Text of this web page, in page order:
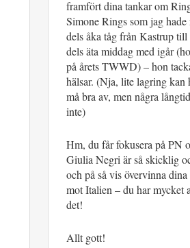
framfört dina tankar om
Simone Rings som jag hade
dels åka tåg från Kastrup till
dels äta middag med igår
på årets TWWD) – hon
hälsar. (Nja, lite lagring kan
må bra av, men några
inte)
Hm, du får fokusera på PN
Giulia Negri är så skicklig
och på så vis övervinna dina
mot Italien – du har mycket
det!
Allt gott!